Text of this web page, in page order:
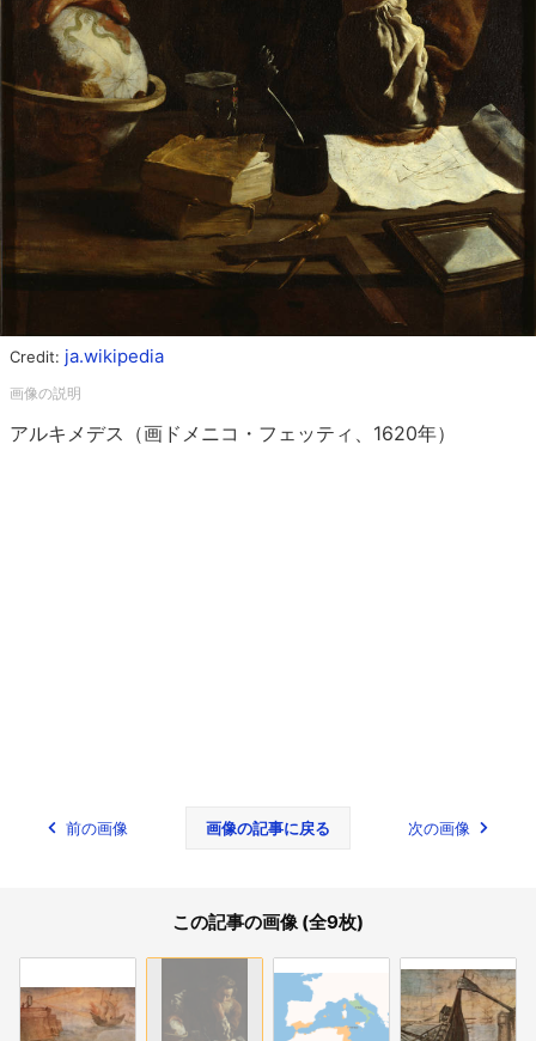
Credit: ja.wikipedia
アルキメデス（画ドメニコ・フェッティ、1620年）
前の画像 画像の記事に戻る 次の画像
この記事の画像 (全9枚)